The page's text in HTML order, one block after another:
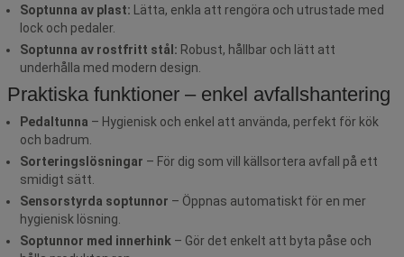
Soptunna av plast: Lätta, enkla att rengöra och utrustade med
lock och pedaler.
Soptunna av rostfritt stål: Robust, hållbar och lätt att
underhålla med modern design.
Praktiska funktioner – enkel avfallshantering
Pedaltunna – Hygienisk och enkel att använda, perfekt för kök
och badrum.
Sorteringslösningar – För dig som vill källsortera avfall på ett
smidigt sätt.
Sensorstyrda soptunnor – Öppnas automatiskt för en mer
hygienisk lösning.
Soptunnor med innerhink – Gör det enkelt att byta påse och